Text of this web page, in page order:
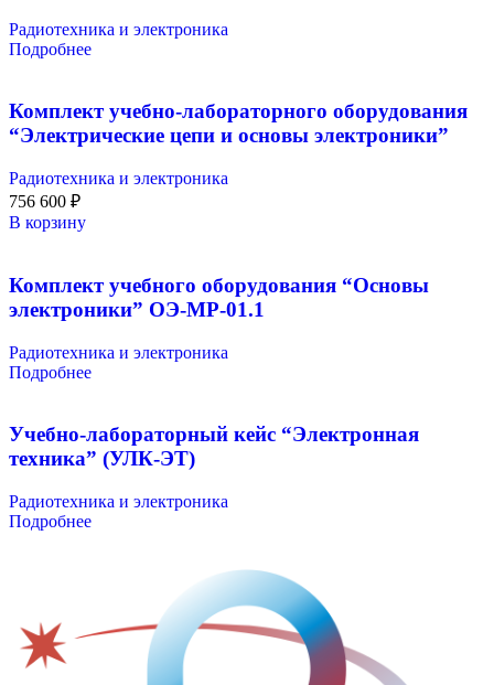
Радиотехника и электроника
Подробнее
Комплект учебно-лабораторного оборудования
“Электрические цепи и основы электроники”
Радиотехника и электроника
756 600 ₽
В корзину
Комплект учебного оборудования “Основы
электроники” ОЭ-МР-01.1
Радиотехника и электроника
Подробнее
Учебно-лабораторный кейс “Электронная
техника” (УЛК-ЭТ)
Радиотехника и электроника
Подробнее